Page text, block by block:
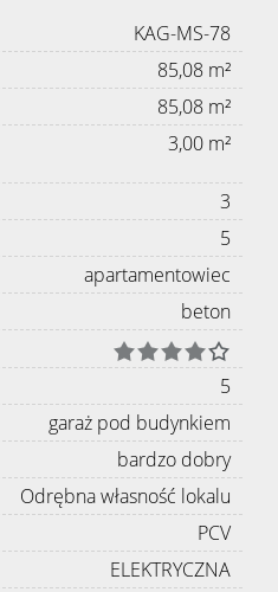
KAG-MS-78
85,08 m²
85,08 m²
3,00 m²
3
5
apartamentowiec
beton
5
garaż pod budynkiem
bardzo dobry
Odrębna własność lokalu
PCV
ELEKTRYCZNA